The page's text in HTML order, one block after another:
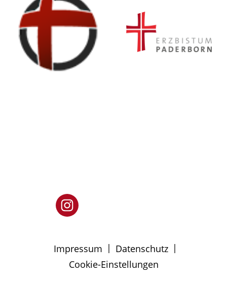
Impressum | Datenschutz |
Cookie-Einstellungen